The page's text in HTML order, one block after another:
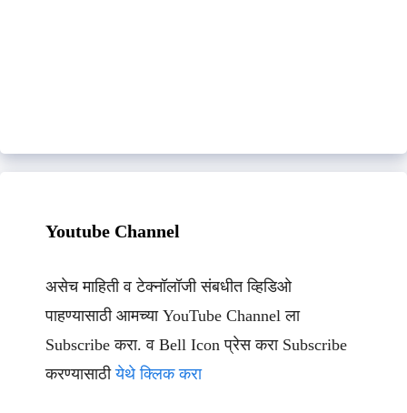
Youtube Channel
असेच माहिती व टेक्नॉलॉजी संबधीत व्हिडिओ
पाहण्यासाठी आमच्या YouTube Channel ला
Subscribe करा. व Bell Icon प्रेस करा Subscribe
करण्यासाठीयेथे क्लिक करा